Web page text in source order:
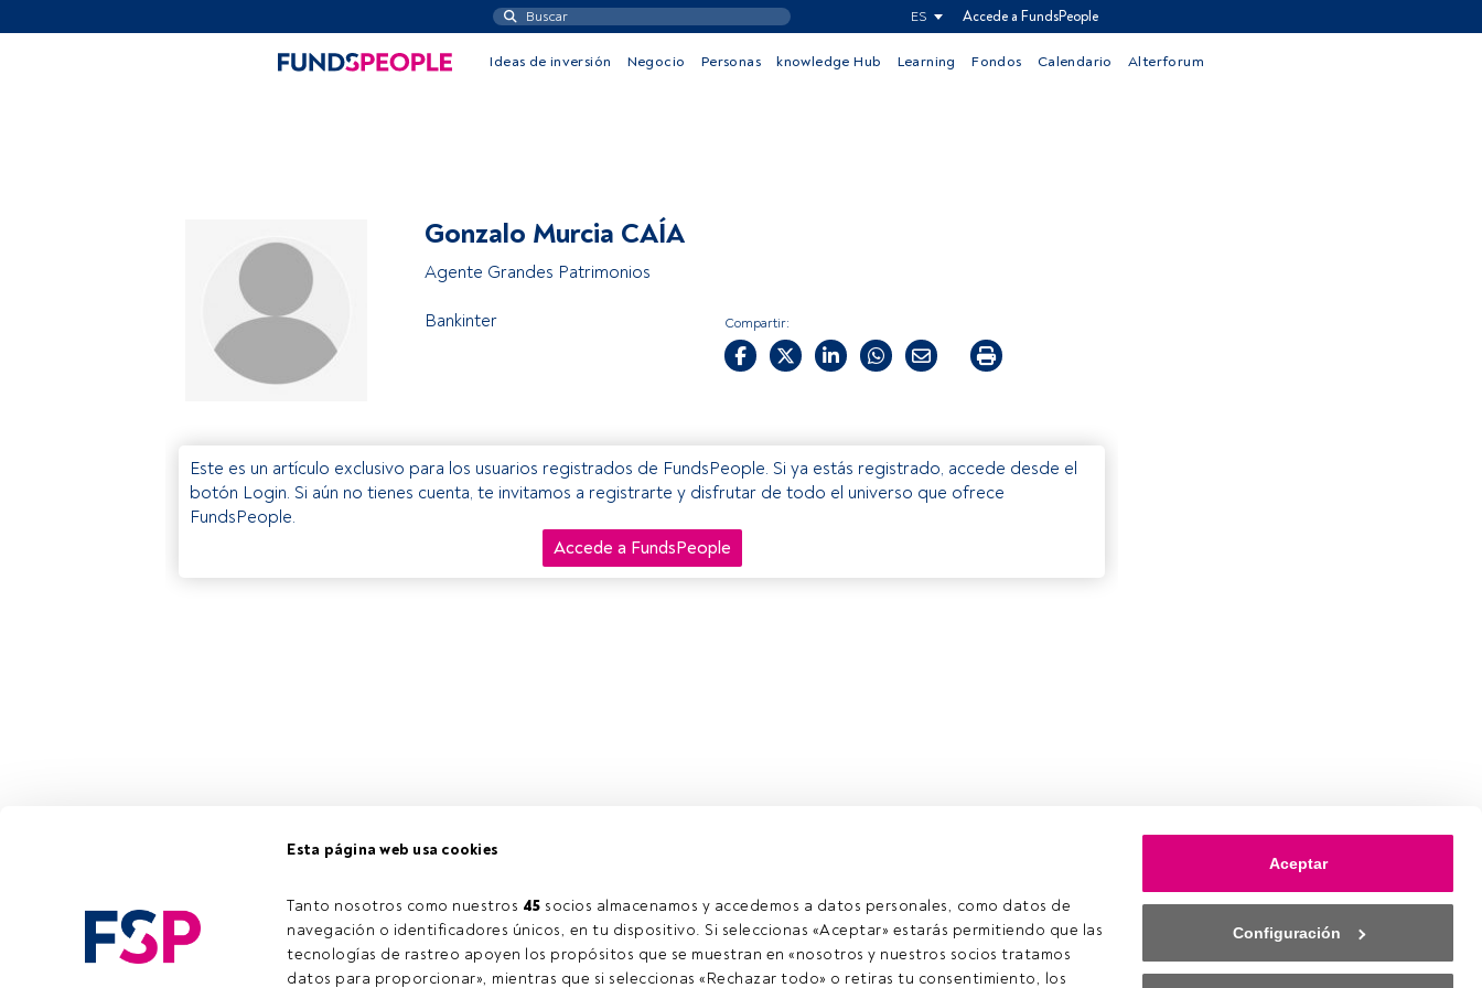
Esta página web usa cookies
Tanto nosotros como nuestros 45 socios almacenamos y accedemos a datos personales, como datos de
navegación o identificadores únicos, en tu dispositivo. Si seleccionas «Aceptar» estarás permitiendo que las
tecnologías de rastreo apoyen los propósitos que se muestran en «nosotros y nuestros socios tratamos
datos para proporcionar», mientras que si seleccionas «Rechazar todo» o retiras tu consentimiento, los
Aceptar
Configuración
ES Accede a FundsPeople
Ideas de inversión Negocio Personas knowledge Hub Learning Fondos Calendario Alterforum
Gonzalo Murcia CAÍA
Agente Grandes Patrimonios
Bankinter Compartir:
Este es un artículo exclusivo para los usuarios registrados de FundsPeople. Si ya estás registrado, accede desde el
botón Login. Si aún no tienes cuenta, te invitamos a registrarte y disfrutar de todo el universo que ofrece
FundsPeople.
Accede a FundsPeople